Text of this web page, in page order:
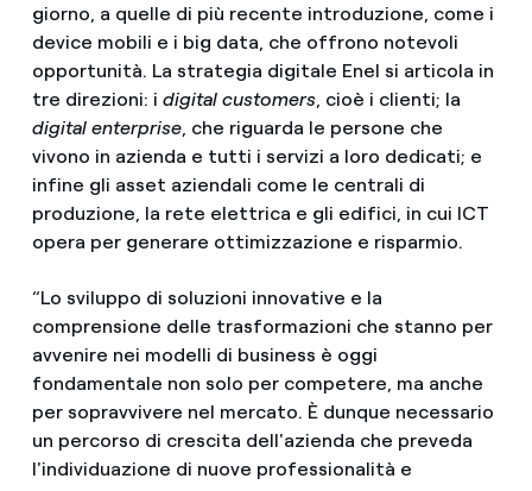
giorno, a quelle di più recente introduzione, come i
device mobili e i big data, che offrono notevoli
opportunità. La strategia digitale Enel si articola in
tre direzioni: i digital customers, cioè i clienti; la
digital enterprise, che riguarda le persone che
vivono in azienda e tutti i servizi a loro dedicati; e
infine gli asset aziendali come le centrali di
produzione, la rete elettrica e gli edifici, in cui ICT
opera per generare ottimizzazione e risparmio.
“Lo sviluppo di soluzioni innovative e la
comprensione delle trasformazioni che stanno per
avvenire nei modelli di business è oggi
fondamentale non solo per competere, ma anche
per sopravvivere nel mercato. È dunque necessario
un percorso di crescita dell'azienda che preveda
l'individuazione di nuove professionalità e